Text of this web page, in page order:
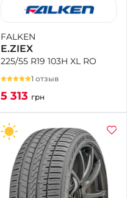
FALKEN
E.ZIEX
225/55 R19 103H XL RO
1 отзыв
5 313 грн